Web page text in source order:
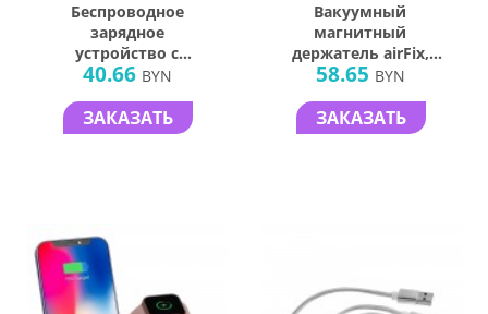
Беспроводное
зарядное
устройство с
магнитами
серебристое
40.66 BYN
ЗАКАЗАТЬ
Вакуумный
магнитный
держатель airFix,
черный с серым
58.65 BYN
ЗАКАЗАТЬ